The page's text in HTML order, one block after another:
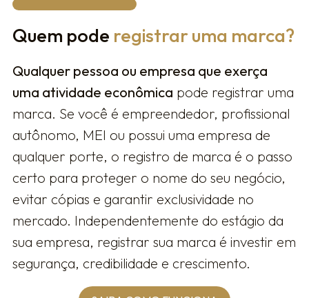
Quem pode registrar uma marca?
Qualquer pessoa ou empresa que exerça
uma atividade econômica pode registrar uma
marca. Se você é empreendedor, profissional
autônomo, MEI ou possui uma empresa de
qualquer porte, o registro de marca é o passo
certo para proteger o nome do seu negócio,
evitar cópias e garantir exclusividade no
mercado. Independentemente do estágio da
sua empresa, registrar sua marca é investir em
segurança, credibilidade e crescimento.